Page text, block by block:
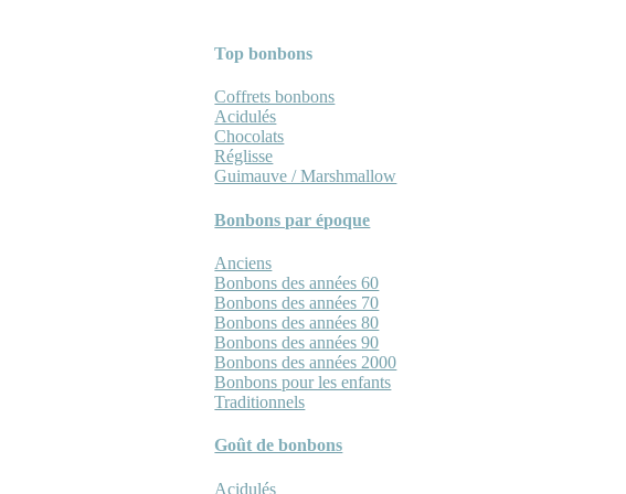
Top bonbons
Coffrets bonbons
Acidulés
Chocolats
Réglisse
Guimauve / Marshmallow
Bonbons par époque
Anciens
Bonbons des années 60
Bonbons des années 70
Bonbons des années 80
Bonbons des années 90
Bonbons des années 2000
Bonbons pour les enfants
Traditionnels
Goût de bonbons
Acidulés